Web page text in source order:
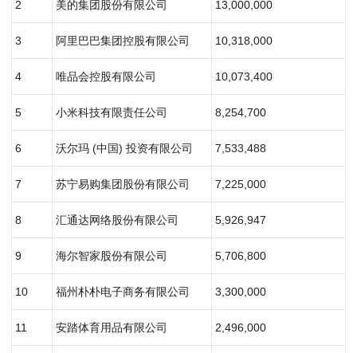
2 美的集团股份有限公司 13,000,000
3 阿里巴巴集团控股有限公司 10,318,000
4 唯品会控股有限公司 10,073,400
5 小米科技有限责任公司 8,254,700
6 沃尔玛 (中国) 投资有限公司 7,533,488
7 苏宁易购集团股份有限公司 7,225,000
8 汇通达网络股份有限公司 5,926,947
9 海尔智家股份有限公司 5,706,800
10 福州朴朴电子商务有限公司 3,300,000
11 安踏体育用品有限公司 2,496,000